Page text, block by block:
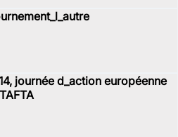
journée d_action européenne